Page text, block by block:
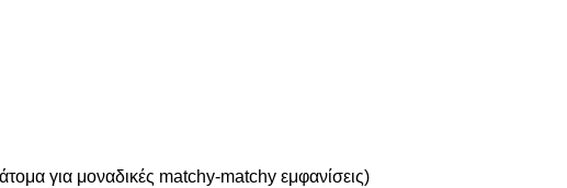
για μοναδικές matchy-matchy εμφανίσεις)